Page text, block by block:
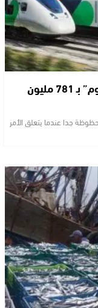
المغرب يعتزم شراء 18 قطارا من “ألستوم” بـ 781 مليون
جدا عندما يتعلق الأمر